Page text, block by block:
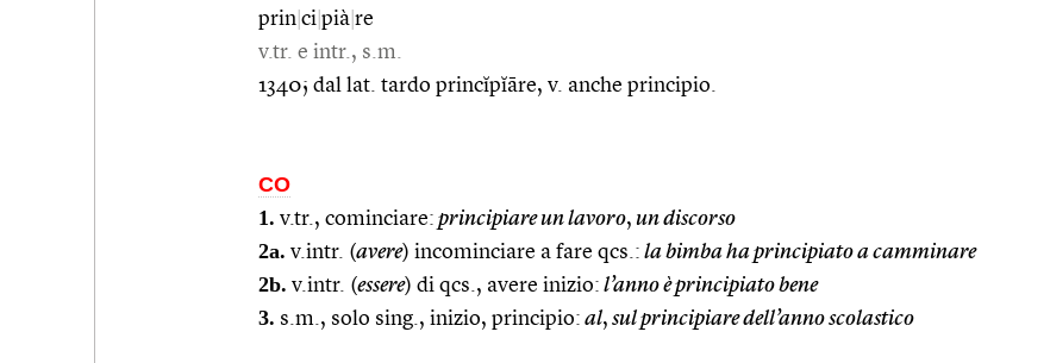
prin ci pià re
v.tr. e intr., s.m.
1340; dal lat. tardo princĭpĭāre, v. anche principio.
CO
1. v.tr., cominciare: principiare un lavoro, un discorso
2a. v.intr. (avere) incominciare a fare qcs.: la bimba ha principiato a camminare
2b. v.intr. (essere) di qcs., avere inizio: l’anno è principiato bene
3. s.m., solo sing., inizio, principio: al, sul principiare dell’anno scolastico